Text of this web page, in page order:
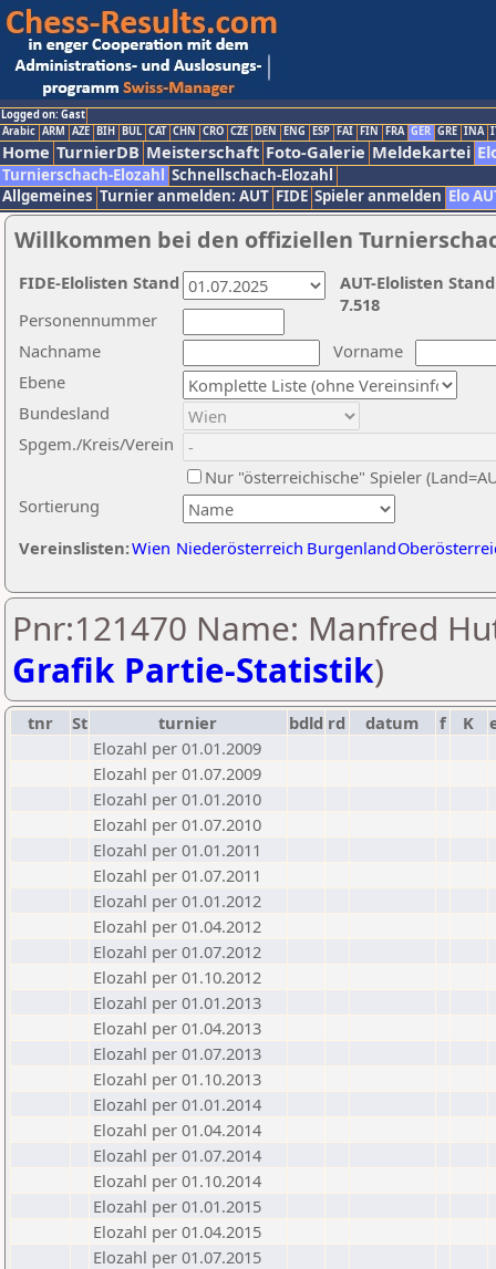
Logged on: Gast
Arabic ARM AZE BIH BUL CAT CHN CRO CZE DEN ENG ESP FAI FIN FRA GER GRE INA
Home TurnierDB Meisterschaft Foto-Galerie Meldekartei
Turnierschach-Elozahl Schnellschach-Elozahl
Allgemeines Turnier anmelden: AUT FIDE Spieler anmelden Elo
Willkommen bei den offiziellen
Nachname
Vorname
Ebene
Sortierung
Personennummer
Bundesland
Spgem./Kreis/Verein
Nur "österreichische" Spieler
Vereinslisten:Wien Niederösterreich Burgenland
AUT-Elolisten
7.518
FIDE-Elolisten Stand
Pnr:121470 Name: Manfred
Grafik Partie-Statistik)
tnr St turnier bdld rd datum f K
Elozahl per 01.01.2009
Elozahl per 01.07.2009
Elozahl per 01.01.2010
Elozahl per 01.07.2010
Elozahl per 01.01.2011
Elozahl per 01.07.2011
Elozahl per 01.01.2012
Elozahl per 01.04.2012
Elozahl per 01.07.2012
Elozahl per 01.10.2012
Elozahl per 01.01.2013
Elozahl per 01.04.2013
Elozahl per 01.07.2013
Elozahl per 01.10.2013
Elozahl per 01.01.2014
Elozahl per 01.04.2014
Elozahl per 01.07.2014
Elozahl per 01.10.2014
Elozahl per 01.01.2015
Elozahl per 01.04.2015
Elozahl per 01.07.2015